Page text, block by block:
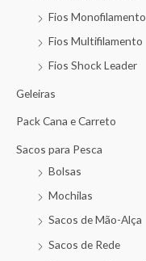
Fios Monofilamento
Fios Multifilamento
Fios Shock Leader
Geleiras
Pack Cana e Carreto
Sacos para Pesca
Bolsas
Mochilas
Sacos de Mão-Alça
Sacos de Rede